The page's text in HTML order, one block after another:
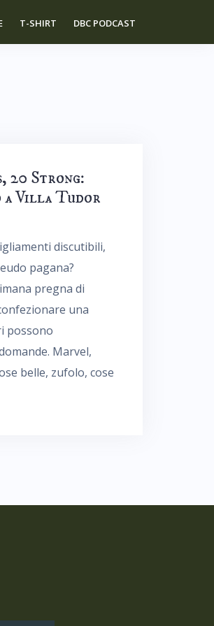
T-SHIRT DBC PODCAST
20 Strong:
a Villa Tudor
discutibili,
pagana?
pregna di
una
possono
Marvel,
belle, zufolo, cose